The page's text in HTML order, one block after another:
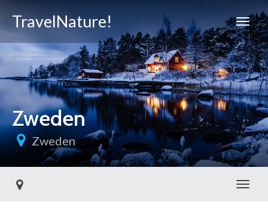
TravelNature!
Zweden
Zweden